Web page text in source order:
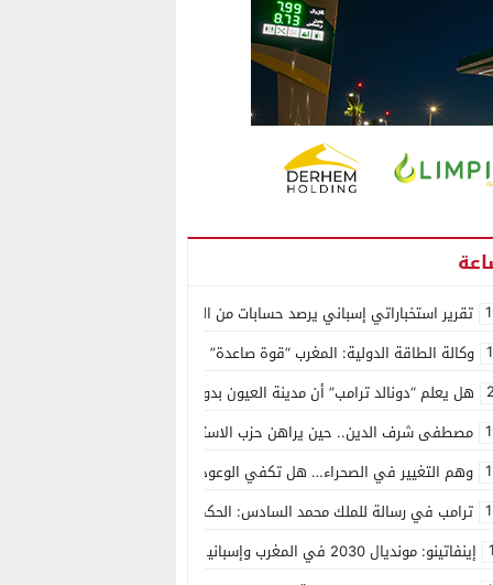
تقرير استخباراتي إسباني يرصد حسابات من الجزائر وأرقاما بـ”213+” ضمن حملة رقمية منظمة حرّضت على اقتحام سبتة
وكالة الطاقة الدولية: المغرب “قوة صاعدة” في سوق المعادن الاستراتيجية
هل يعلم “دونالد ترامب” أن مدينة العيون بدون ماء؟
مصطفى شرف الدين.. حين يراهن حزب الاستقلال على الكفاءة ويمنح الشباب
وهم التغيير في الصحراء… هل تكفي الوعود الفارغة لصناعة الواقع؟
ترامب في رسالة للملك محمد السادس: الحكم الذاتي هو الأساس الوحيد لحل
إينفاتينو: مونديال 2030 في المغرب وإسبانيا والبرتغال سيكون “الأجمل في التاريخ”